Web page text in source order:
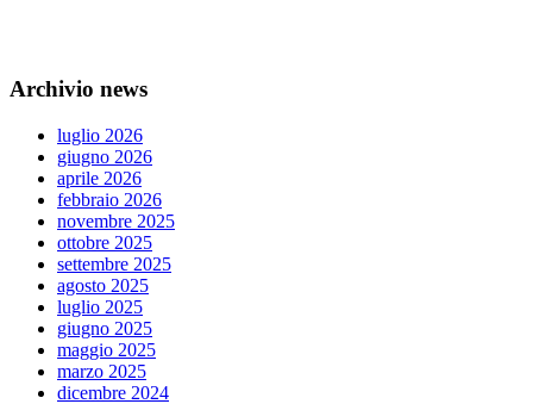
Archivio news
luglio 2026
giugno 2026
aprile 2026
febbraio 2026
novembre 2025
ottobre 2025
settembre 2025
agosto 2025
luglio 2025
giugno 2025
maggio 2025
marzo 2025
dicembre 2024